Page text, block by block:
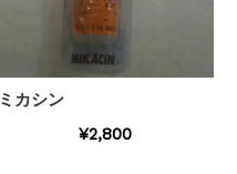
ミカシン
¥2,800